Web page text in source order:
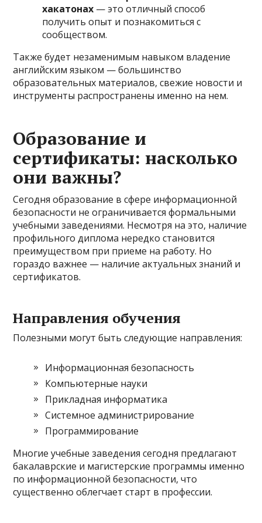
хакатонах — это отличный способ
получить опыт и познакомиться с
сообществом.
Также будет незаменимым навыком владение
английским языком — большинство
образовательных материалов, свежие новости и
инструменты распространены именно на нем.
Образование и
сертификаты: насколько
они важны?
Сегодня образование в сфере информационной
безопасности не ограничивается формальными
учебными заведениями. Несмотря на это, наличие
профильного диплома нередко становится
преимуществом при приеме на работу. Но
гораздо важнее — наличие актуальных знаний и
сертификатов.
Направления обучения
Полезными могут быть следующие направления:
Информационная безопасность
Компьютерные науки
Прикладная информатика
Системное администрирование
Программирование
Многие учебные заведения сегодня предлагают
бакалаврские и магистерские программы именно
по информационной безопасности, что
существенно облегчает старт в профессии.